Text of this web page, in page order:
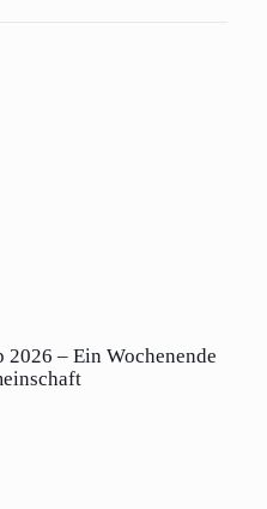
– Ein Wochenende